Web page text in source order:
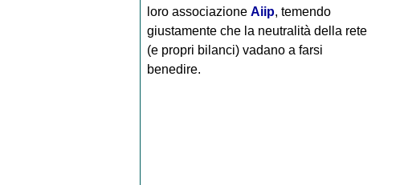
loro associazione Aiip, temendo
giustamente che la neutralità della rete
(e propri bilanci) vadano a farsi
benedire.